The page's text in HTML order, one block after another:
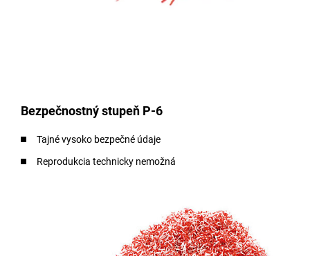
Bezpečnostný stupeň P-6
Tajné vysoko bezpečné údaje
Reprodukcia technicky nemožná